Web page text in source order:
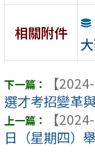
相關附件
大
【
選才考招變革
【
日（星期四）